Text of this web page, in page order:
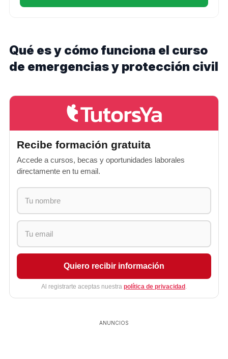
Qué es y cómo funciona el curso
de emergencias y protección civil
Recibe formación gratuita
Accede a cursos, becas y oportunidades laborales
directamente en tu email.
Quiero recibir información
Al registrarte aceptas nuestra política de privacidad .
ANUNCIOS